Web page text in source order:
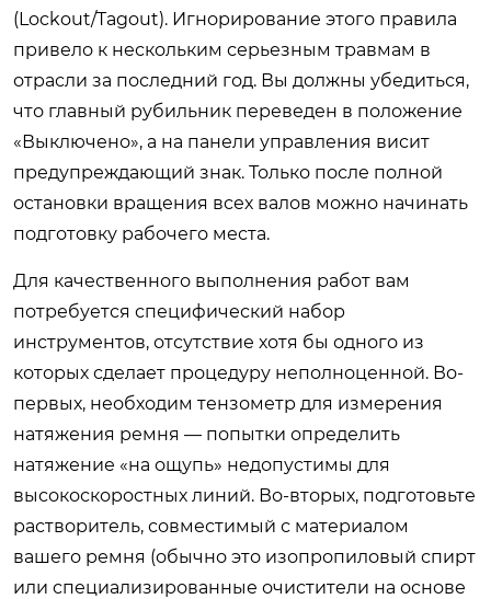
(Lockout/Tagout). Игнорирование этого правила
привело к нескольким серьезным травмам в
отрасли за последний год. Вы должны убедиться,
что главный рубильник переведен в положение
«Выключено», а на панели управления висит
предупреждающий знак. Только после полной
остановки вращения всех валов можно начинать
подготовку рабочего места.
Для качественного выполнения работ вам
потребуется специфический набор
инструментов, отсутствие хотя бы одного из
которых сделает процедуру неполноценной. Во-
первых, необходим тензометр для измерения
натяжения ремня — попытки определить
натяжение «на ощупь» недопустимы для
высокоскоростных линий. Во-вторых, подготовьте
растворитель, совместимый с материалом
вашего ремня (обычно это изопропиловый спирт
или специализированные очистители на основе